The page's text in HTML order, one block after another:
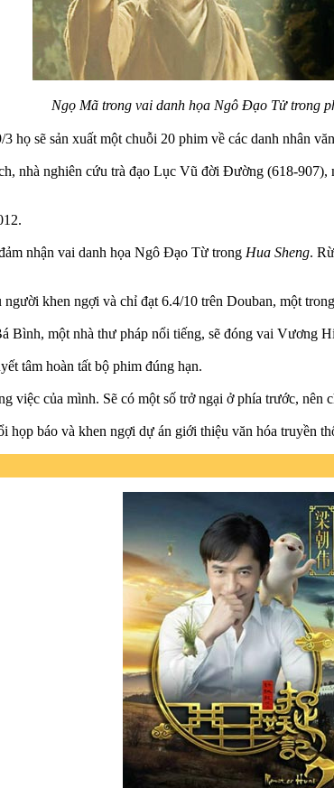
Ngọ Mã trong vai danh họa Ngô Đạo Tử trong
họ sẽ sản xuất một chuỗi 20 phim về các danh nhân
nhà nghiên cứu trà đạo Lục Vũ đời Đường (618-
nhận vai danh họa Ngô Đạo Từ trong Hua Sheng.
khen ngợi và chỉ đạt 6.4/10 trên Douban, một
Bình, một nhà thư pháp nổi tiếng, sẽ đóng vai Vương
tâm hoàn tất bộ phim đúng hạn.
của mình. Sẽ có một số trở ngại ở phía trước, nên
họp báo và khen ngợi dự án giới thiệu văn hóa truyền